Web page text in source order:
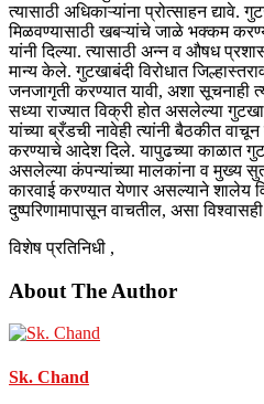
त्यासाठी अधिकाऱ्यांना प्रोत्साहन द्यावे.
मिळवण्यासाठी खबऱ्यांचे जाळे भक्कम
यांनी दिल्या. त्यासाठी अन्न व औषध
मान्य केले. गुटखाबंदी विरोधात
जनजागृती करण्यात यावी, अशा सूचनाही
सध्या राज्यात विक्री होत असलेल्या गुटखा
यांच्या ब्रँडची नावेही त्यांनी बैठकीत
करण्याचे आदेश दिले. यापुढच्या काळात
असलेल्या कंपन्यांच्या मालकांना व मुख्य
कारवाई करण्यात येणार असल्याने शालेय
दुष्परिणामापासून वाचतील, असा
विशेष प्रतिनिधी ,
About The Author
Sk. Chand